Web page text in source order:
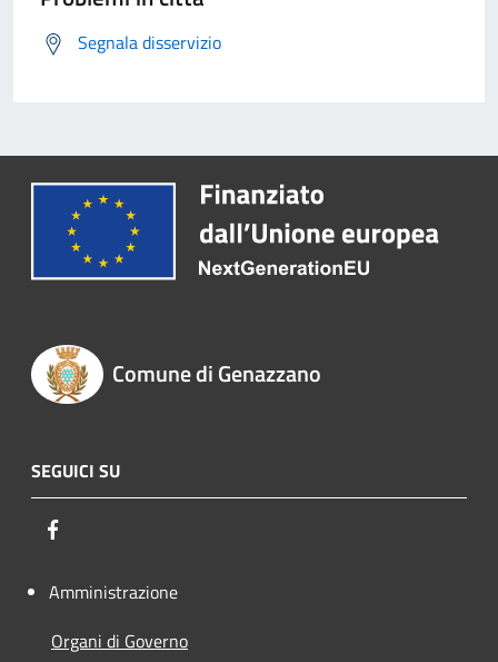
Segnala disservizio
Comune di Genazzano
SEGUICI SU
Amministrazione
Organi di Governo